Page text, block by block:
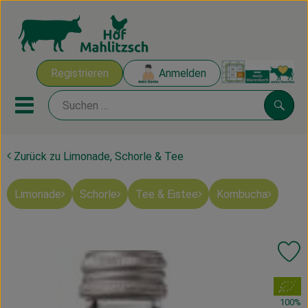
Registrieren Anmelden
Mobiles Menu öffnen oder
Ökokisten
Mahlitzscher Produkte
Zurück zu Limonade, Schorle & Tee
Limonade Schorle Tee & Eistee Kombucha
, Verband:
100%